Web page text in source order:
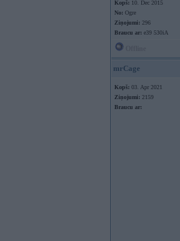
Kopš: 10. Dec 2015
No: Ogre
Ziņojumi: 296
Braucu ar: e39 530iA
mrCage
Kopš: 03. Apr 2021
Ziņojumi: 2159
Braucu ar: